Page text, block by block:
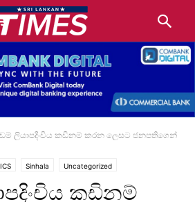
ලියාපදිංචිය කඩිනම් කරන ලෙසට ජනපතිගෙන්
Sinhala Uncategorized
කඩිනම්